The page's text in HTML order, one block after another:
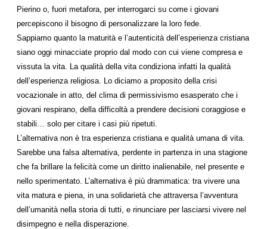
Pierino o, fuori metafora, per interrogarci su come i giovani
percepiscono il bisogno di personalizzare la loro fede.
Sappiamo quanto la maturità e l’autenticità dell’esperienza cristiana
siano oggi minacciate proprio dal modo con cui viene compresa e
vissuta la vita. La qualità della vita condiziona infatti la qualità
dell’esperienza religiosa. Lo diciamo a proposito della crisi
vocazionale in atto, del clima di permissivismo esasperato che i
giovani respirano, della difficoltà a prendere decisioni coraggiose e
stabili… solo per citare i casi più ripetuti.
L’alternativa non è tra esperienza cristiana e qualità umana di vita.
Sarebbe una falsa alternativa, perdente in partenza in una stagione
che fa brillare la felicità come un diritto inalienabile, nel presente e
nello sperimentato. L’alternativa è più drammatica: tra vivere una
vita matura e piena, in una solidarietà che attraversa l’avventura
dell’umanità nella storia di tutti, e rinunciare per lasciarsi vivere nel
disimpegno e nella disperazione.